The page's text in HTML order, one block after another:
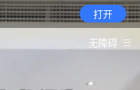
打开
无障碍